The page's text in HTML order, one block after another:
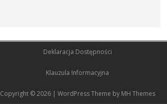
Deklaracja Dostępności
Klauzula Informacyjna
Copyright © 2026 | WordPress Theme by MH Themes